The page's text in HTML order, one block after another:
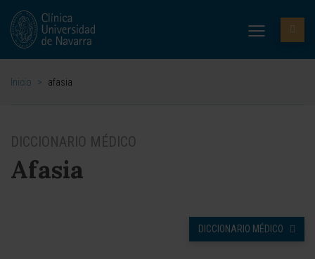
Inicio > afasia
DICCIONARIO MÉDICO
Afasia
DICCIONARIO MÉDICO